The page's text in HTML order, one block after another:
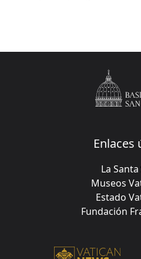
Enlaces
La
Museos
Estado
Fundación